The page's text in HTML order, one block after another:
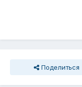
Поделиться